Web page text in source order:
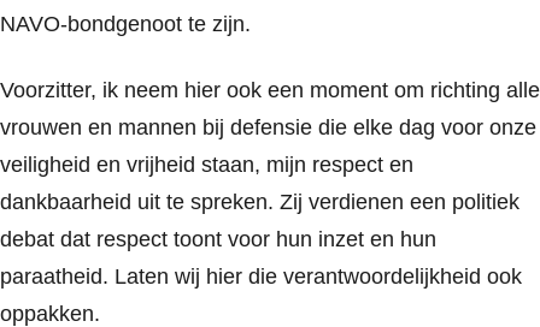
NAVO-bondgenoot te zijn.
Voorzitter, ik neem hier ook een moment om richting alle
vrouwen en mannen bij defensie die elke dag voor onze
veiligheid en vrijheid staan, mijn respect en
dankbaarheid uit te spreken. Zij verdienen een politiek
debat dat respect toont voor hun inzet en hun
paraatheid. Laten wij hier die verantwoordelijkheid ook
oppakken.